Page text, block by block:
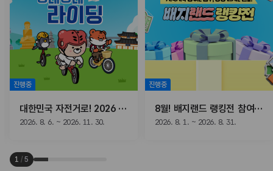
진행중
대한민국 자전거로! 2026 동네방네 라이딩
2026. 8. 6. ~ 2026. 11. 30.
진행중
8월! 배지랜드 랭킹전 참여하고, 선물받자!
2026. 8. 1. ~ 2026. 8. 31.
1 / 5